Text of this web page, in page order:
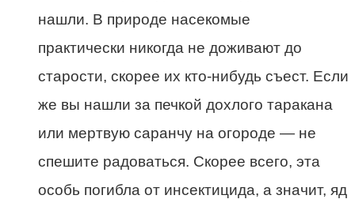
нашли. В природе насекомые
практически никогда не доживают до
старости, скорее их кто-нибудь съест. Если
же вы нашли за печкой дохлого таракана
или мертвую саранчу на огороде — не
спешите радоваться. Скорее всего, эта
особь погибла от инсектицида, а значит, яд